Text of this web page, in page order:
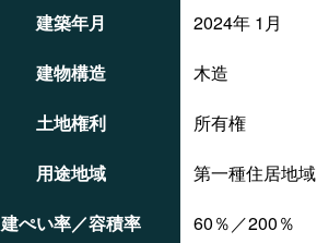
建築年月
2024年 1月
建物構造
木造
土地権利
所有権
用途地域
第一種住居地域
建ぺい率／容積率 60％／200％